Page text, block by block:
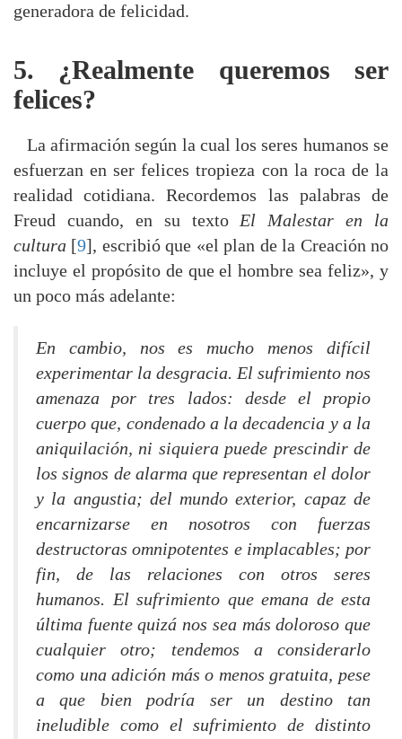
generadora de felicidad.
5. ¿Realmente queremos ser
felices?
La afirmación según la cual los seres humanos se
esfuerzan en ser felices tropieza con la roca de la
realidad cotidiana. Recordemos las palabras de
Freud cuando, en su texto El Malestar en la
cultura [9], escribió que «el plan de la Creación no
incluye el propósito de que el hombre sea feliz», y
un poco más adelante:
En cambio, nos es mucho menos difícil
experimentar la desgracia. El sufrimiento nos
amenaza por tres lados: desde el propio
cuerpo que, condenado a la decadencia y a la
aniquilación, ni siquiera puede prescindir de
los signos de alarma que representan el dolor
y la angustia; del mundo exterior, capaz de
encarnizarse en nosotros con fuerzas
destructoras omnipotentes e implacables; por
fin, de las relaciones con otros seres
humanos. El sufrimiento que emana de esta
última fuente quizá nos sea más doloroso que
cualquier otro; tendemos a considerarlo
como una adición más o menos gratuita, pese
a que bien podría ser un destino tan
ineludible como el sufrimiento de distinto